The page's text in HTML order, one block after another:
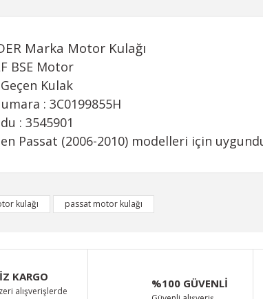
Marka Motor Kulağı
BSE Motor
Kulak
: 3C0199855H
: 3545901
Passat (2006-2010) modelleri için
bilgisi, resim, ürün açıklamalarında ve diğer konularda
için teşekkür ederiz.
kalitesiz, bozuk veya görüntülenemiyor.
eksik bilgiler bulunuyor.
hatalar bulunuyor.
kulağı passat motor kulağı
KARGO
alışverişlerde
%100 GÜVENLİ